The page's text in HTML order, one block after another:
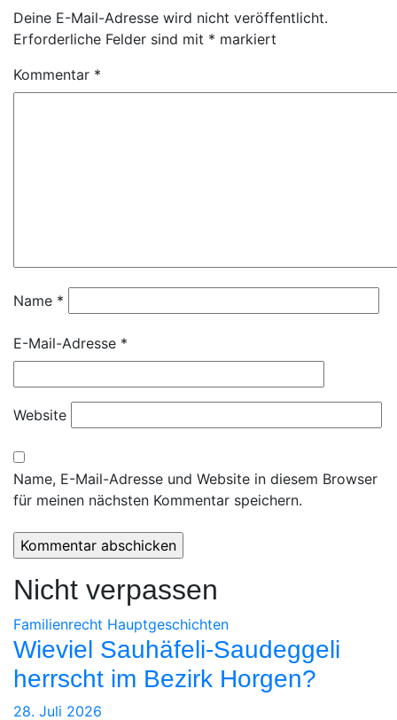
Deine E-Mail-Adresse wird nicht veröffentlicht.
Erforderliche Felder sind mit * markiert
Kommentar *
Name *
E-Mail-Adresse *
Website
Name, E-Mail-Adresse und Website in diesem Browser
für meinen nächsten Kommentar speichern.
Nicht verpassen
Familienrecht Hauptgeschichten
Wieviel Sauhäfeli-Saudeggeli
herrscht im Bezirk Horgen?
28. Juli 2026